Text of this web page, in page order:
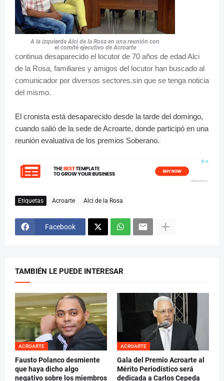
A la izquierda Alci de la Rosa en una reunión con
el comité ejecutivo de Acroarte
continua desaparecido el locutor de 70 años de edad Alci
de la Rosa, familiares y amigos del locutor han buscado al
comunicador por diversos sectores.sin que se tenga noticia
del mismo.
El cronista está desaparecido desde la tarde del domingo,
cuando salió de la sede de Acroarte, donde participó en una
reunión evaluativa de los premios Soberano.
Etiquetas Acroarte Alci de la Rosa
Facebook
TAMBIÉN LE PUEDE INTERESAR
ACROARTE
Fausto Polanco desmiente
que haya dicho algo
negativo sobre los miembros
ACROARTE
Gala del Premio Acroarte al
Mérito Periodístico será
dedicada a Carlos Cepeda